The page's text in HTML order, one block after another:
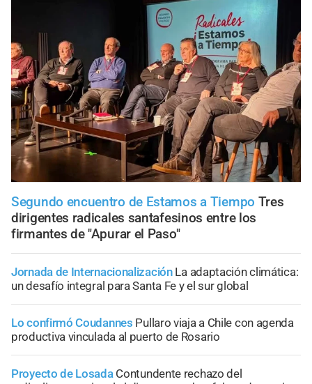
Segundo encuentro de Estamos a Tiempo Tres
dirigentes radicales santafesinos entre los
firmantes de "Apurar el Paso"
Jornada de Internacionalización La adaptación climática:
un desafío integral para Santa Fe y el sur global
Lo confirmó Coudannes Pullaro viaja a Chile con agenda
productiva vinculada al puerto de Rosario
Proyecto de Losada Contundente rechazo del